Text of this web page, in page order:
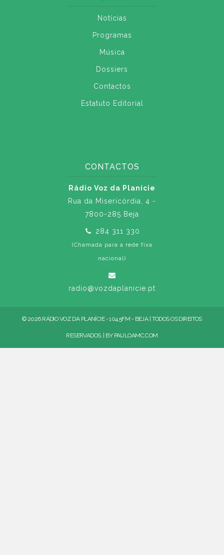
Notícias
Programas
Música
Dossiers
Contactos
Estatuto Editorial
CONTACTOS
Rádio Voz da Planície
Rua da Misericórdia, 4 -
7800-285 Beja
284 311 330
(Chamada para a rede fixa
nacional)
radio@vozdaplanicie.pt
© 2026 RÁDIO VOZ DA PLANÍCIE - 104.5FM - BEJA | TODOS OS DIREITOS
RESERVADOS. | BY PAULOAMC.COM